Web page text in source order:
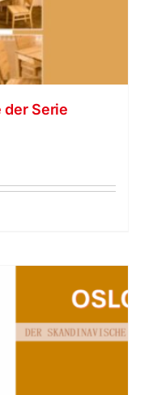
der Serie